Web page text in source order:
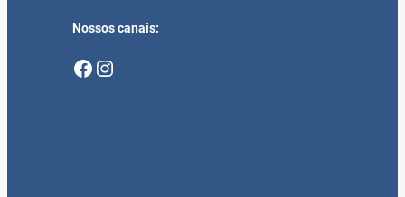
Nossos canais:
Facebook Instagram